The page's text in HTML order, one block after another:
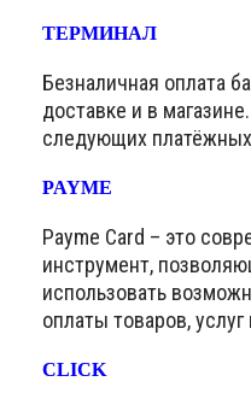
ТЕРМИНАЛ
Безналичная оплата
доставке и в
следующих платёжных
PAYME
Payme Card – это
инструмент,
использовать
оплаты товаров,
CLICK